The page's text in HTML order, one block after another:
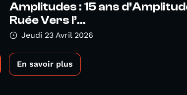
Amplitudes : 15 ans
Ruée Vers l’...
Jeudi 23 Avril 2026
En savoir plus